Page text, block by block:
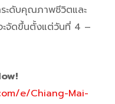
ะดับคุณภาพชีวิตและ
ะจัดขึ้นตั้งแต่วันที่ 4 –
e/Chiang-Mai-